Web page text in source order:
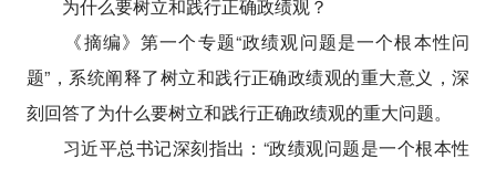
为什么要树立和践行正确政绩观？
《摘编》第一个专题“政绩观问题是一个根本性问
题”，系统阐释了树立和践行正确政绩观的重大意义，深
刻回答了为什么要树立和践行正确政绩观的重大问题。
习近平总书记深刻指出：“政绩观问题是一个根本性